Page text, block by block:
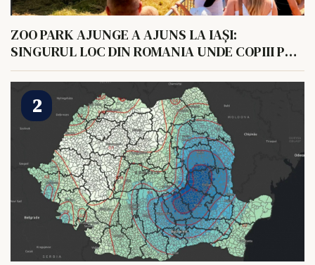
ZOO PARK AJUNGE A AJUNS LA IAȘI:
SINGURUL LOC DIN ROMANIA UNDE COPIII POT
HRANI UN ELEFANT